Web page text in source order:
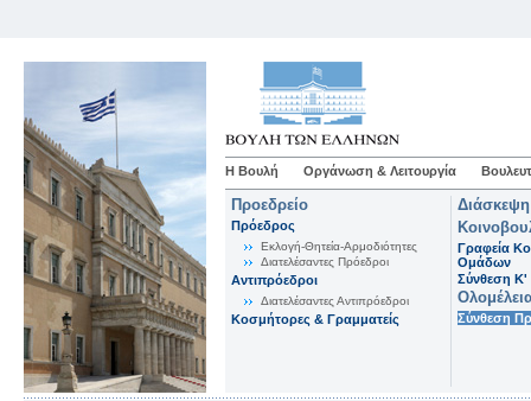
Η Βουλή Οργάνωση & Λειτουργία
Προεδρείο
Πρόεδρος
Εκλογή-Θητεία-Αρμοδιότητες
Διατελέσαντες Πρόεδροι
Αντιπρόεδροι
Διατελέσαντες Αντιπρόεδροι
Κοσμήτορες & Γραμματείς
Γραφεία
Ομάδων
Σύνθεση K'
Σύνθεση